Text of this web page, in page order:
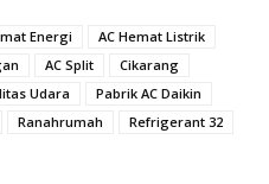
Energi
AC Hemat Listrik
AC Split
Cikarang
Udara
Pabrik AC Daikin
Ranahrumah
Refrigerant 32